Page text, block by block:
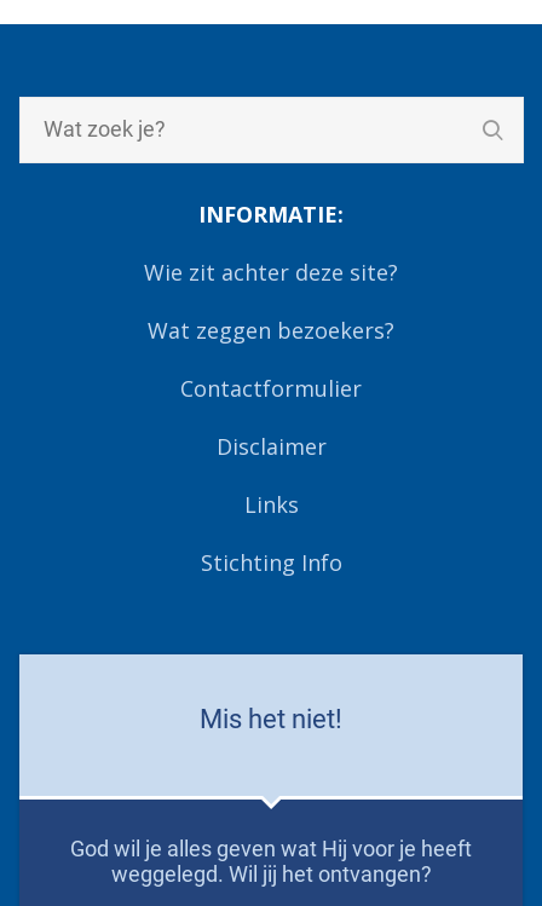
INFORMATIE:
Wie zit achter deze site?
Wat zeggen bezoekers?
Contactformulier
Disclaimer
Links
Stichting Info
Mis het niet!
God wil je alles geven wat Hij voor je heeft
weggelegd. Wil jij het ontvangen?